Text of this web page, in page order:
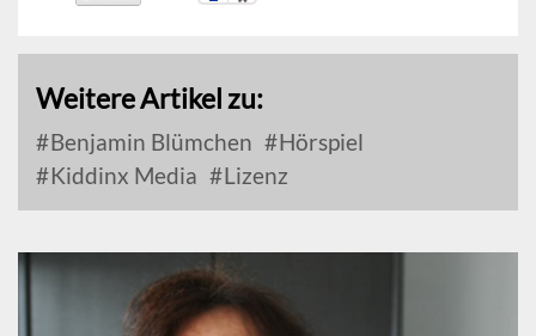
Weitere Artikel zu:
Benjamin Blümchen
Hörspiel
Kiddinx Media
Lizenz